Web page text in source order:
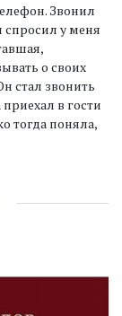
Звонил
у меня
о своих
стал звонить
в гости
тогда поняла,